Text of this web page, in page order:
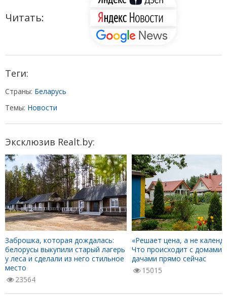
Читать:
Теги:
Страны: Беларусь
Темы: Новости
Эксклюзив Realt.by:
Заброшка, которая дождалась:
белорусы выкупили старый лагерь
у леса и сделали из него стильное
место
23564
«Решает цена, а не
Что происходит с домами
дачами прямо сейчас
15015